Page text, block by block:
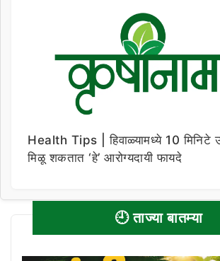
Health Tips | हिवाळ्यामध्ये 10 मिनिटे
मिळू शकतात ‘हे’ आरोग्यदायी फायदे
🕘 ताज्या बातम्या